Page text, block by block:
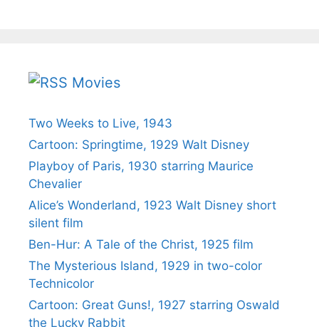
Movies
Two Weeks to Live, 1943
Cartoon: Springtime, 1929 Walt Disney
Playboy of Paris, 1930 starring Maurice
Chevalier
Alice’s Wonderland, 1923 Walt Disney short
silent film
Ben-Hur: A Tale of the Christ, 1925 film
The Mysterious Island, 1929 in two-color
Technicolor
Cartoon: Great Guns!, 1927 starring Oswald
the Lucky Rabbit